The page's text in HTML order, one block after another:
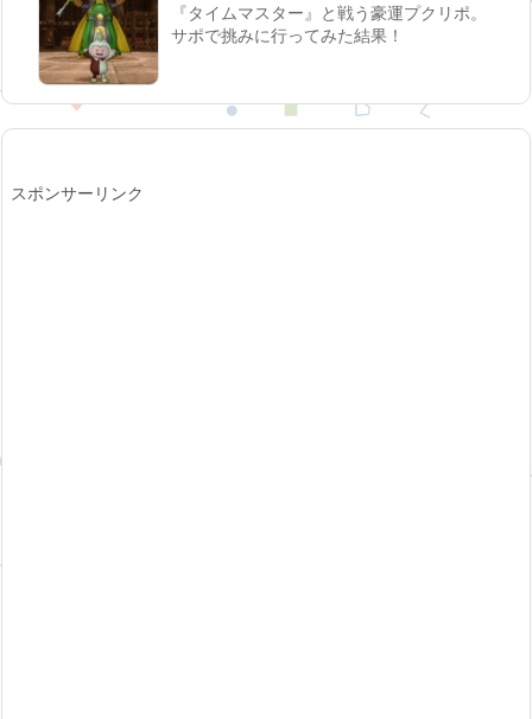
『タイムマスター』と戦う豪運プクリポ。
サポで挑みに行ってみた結果！
スポンサーリンク